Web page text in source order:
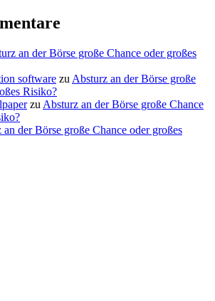
an der Börse große Chance oder großes
software zu Absturz an der Börse große
Risiko?
zu Absturz an der Börse große Chance
an der Börse große Chance oder großes